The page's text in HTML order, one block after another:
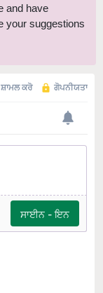
and have
your suggestions